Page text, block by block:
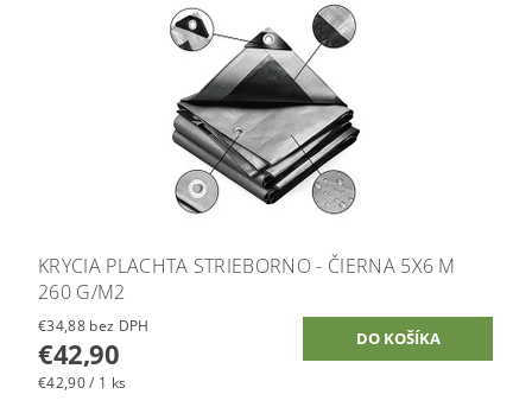
KRYCIA PLACHTA STRIEBORNO - ČIERNA 5X6 M
260 G/M2
€34,88 bez DPH
€42,90
€42,90 / 1 ks